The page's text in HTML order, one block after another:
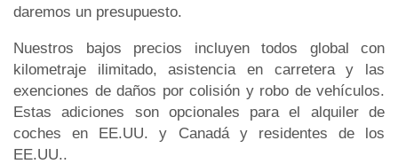
daremos un presupuesto.
Nuestros bajos precios incluyen todos global con
kilometraje ilimitado, asistencia en carretera y las
exenciones de daños por colisión y robo de vehículos.
Estas adiciones son opcionales para el alquiler de
coches en EE.UU. y Canadá y residentes de los
EE.UU..